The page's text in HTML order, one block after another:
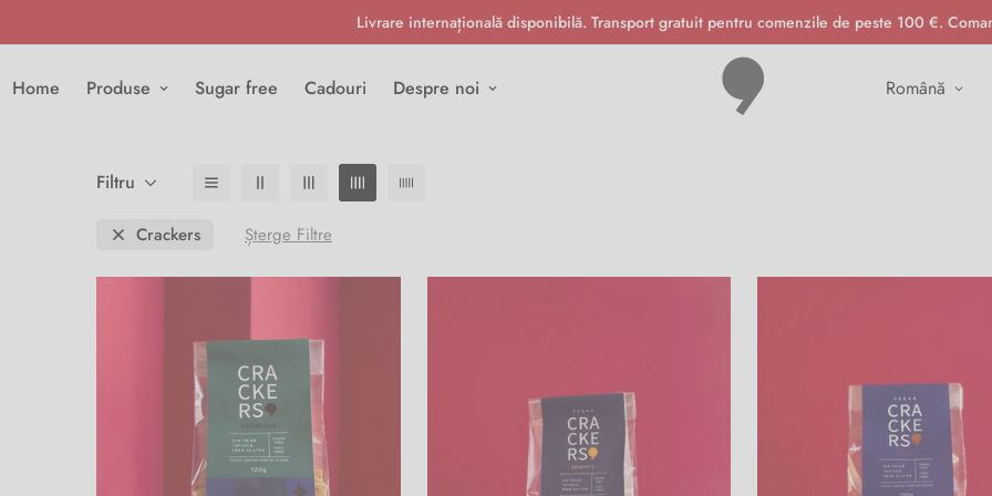
Livrare internațională disponibilă. Transport gratuit pentru comenzile de peste 100 €.
Home Produse Sugar free Cadouri Despre noi română
Filtru
Crackers Șterge Filtre